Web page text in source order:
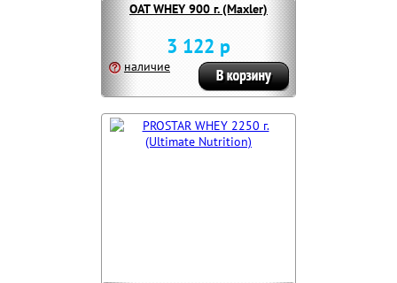
OAT WHEY 900 г. (Maxler)
3 122 р
наличие